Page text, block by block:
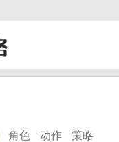
角色 动作
策略